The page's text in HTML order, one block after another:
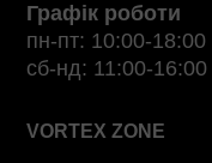
Графік роботи
пн-пт: 10:00-18:00
сб-нд: 11:00-16:00
VORTEX ZONE